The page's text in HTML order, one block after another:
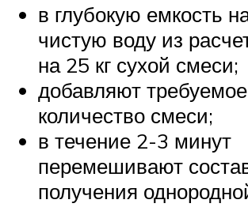
в глубокую емкость
чистую воду из
на 25 кг сухой смеси;
добавляют требуемое
количество смеси;
в течение 2-3 минут
перемешивают
получения